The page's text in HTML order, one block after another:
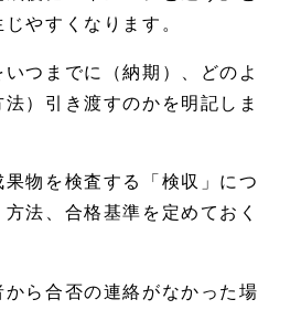
やすくなります。
つまでに（納期）、どのよ
）引き渡すのかを明記しま
物を検査する「検収」につ
法、合格基準を定めておく
ら合否の連絡がなかった場